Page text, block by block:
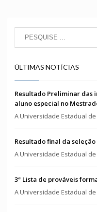
ÚLTIMAS NOTÍCIAS
Resultado Preliminar das
aluno especial no
A Universidade Estadual de
Resultado final da
A Universidade Estadual de
3ª Lista de prováveis
A Universidade Estadual de